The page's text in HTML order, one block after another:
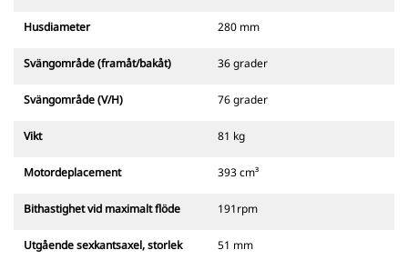
Husdiameter 280 mm
Svängområde (framåt/bakåt) 36 grader
Svängområde (V/H) 76 grader
Vikt 81 kg
Motordeplacement 393 cm³
Bithastighet vid maximalt flöde 191rpm
Utgående sexkantsaxel, storlek 51 mm